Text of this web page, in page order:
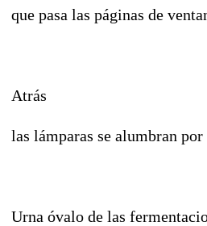
que pasa las páginas de
Atrás
las lámparas se alumbran
Urna óvalo de las